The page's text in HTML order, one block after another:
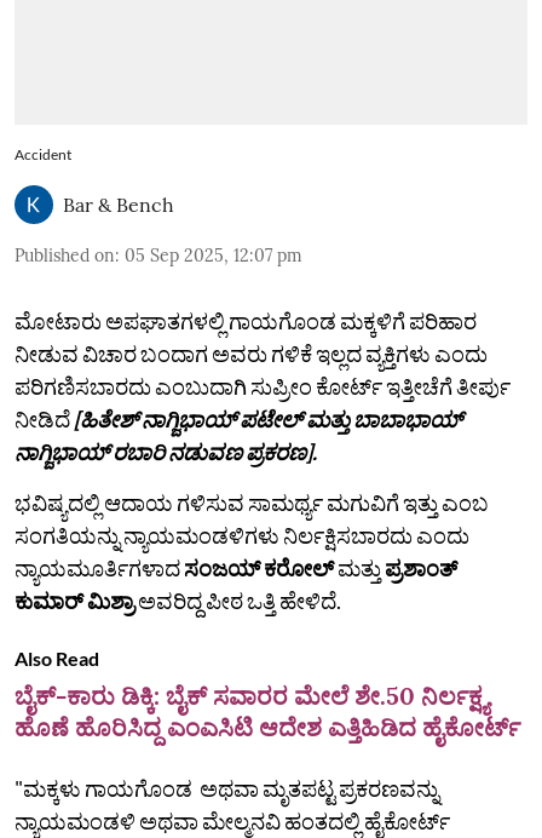
Accident
Bar & Bench
Published on: 05 Sep 2025, 12:07 pm
ಮೋಟಾರು ಅಪಘಾತಗಳಲ್ಲಿ ಗಾಯಗೊಂಡ ಮಕ್ಕಳಿಗೆ ಪರಿಹಾರ
ನೀಡುವ ವಿಚಾರ ಬಂದಾಗ ಅವರು ಗಳಿಕೆ ಇಲ್ಲದ ವ್ಯಕ್ತಿಗಳು ಎಂದು
ಪರಿಗಣಿಸಬಾರದು ಎಂಬುದಾಗಿ ಸುಪ್ರೀಂ ಕೋರ್ಟ್ ಇತ್ತೀಚೆಗೆ ತೀರ್ಪು
ನೀಡಿದೆ[ಹಿತೇಶ್ ನಾಗ್ಜಿಭಾಯ್ ಪಟೇಲ್ ಮತ್ತು ಬಾಬಾಭಾಯ್
ನಾಗ್ಜಿಭಾಯ್ ರಬಾರಿ ನಡುವಣ ಪ್ರಕರಣ].
ಭವಿಷ್ಯದಲ್ಲಿ ಆದಾಯ ಗಳಿಸುವ ಸಾಮರ್ಥ್ಯ ಮಗುವಿಗೆ ಇತ್ತು ಎಂಬ
ಸಂಗತಿಯನ್ನು ನ್ಯಾಯಮಂಡಳಿಗಳು ನಿರ್ಲಕ್ಷಿಸಬಾರದು ಎಂದು
ನ್ಯಾಯಮೂರ್ತಿಗಳಾದಸಂಜಯ್ ಕರೋಲ್ಮತ್ತು ಪ್ರಶಾಂತ್
ಕುಮಾರ್ ಮಿಶ್ರಾಅವರಿದ್ದ ಪೀಠ ಒತ್ತಿ ಹೇಳಿದೆ.
Also Read
ಬೈಕ್‌-ಕಾರು ಡಿಕ್ಕಿ: ಬೈಕ್ ಸವಾರರ ಮೇಲೆ ಶೇ.50 ನಿರ್ಲಕ್ಷ್ಯ
ಹೊಣೆ ಹೊರಿಸಿದ್ದ ಎಂಎಸಿಟಿ ಆದೇಶ ಎತ್ತಿಹಿಡಿದ ಹೈಕೋರ್ಟ್‌
"ಮಕ್ಕಳು ಗಾಯಗೊಂಡ ಅಥವಾ ಮೃತಪಟ್ಟ ಪ್ರಕರಣವನ್ನು
ನ್ಯಾಯಮಂಡಳಿ ಅಥವಾ ಮೇಲ್ಮನವಿ ಹಂತದಲ್ಲಿ ಹೈಕೋರ್ಟ್